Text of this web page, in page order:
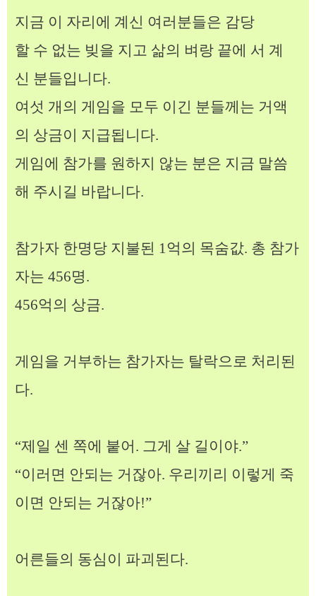
지금 이 자리에 계신 여러분들은 감당
할 수 없는 빚을 지고 삶의 벼랑 끝에 서 계
신 분들입니다.
여섯 개의 게임을 모두 이긴 분들께는 거액
의 상금이 지급됩니다.
게임에 참가를 원하지 않는 분은 지금 말씀
해 주시길 바랍니다.
참가자 한명당 지불된 1억의 목숨값. 총 참가
자는 456명.
456억의 상금.
게임을 거부하는 참가자는 탈락으로 처리된
다.
“제일 센 쪽에 붙어. 그게 살 길이야.”
“이러면 안되는 거잖아. 우리끼리 이렇게 죽
이면 안되는 거잖아!”
어른들의 동심이 파괴된다.